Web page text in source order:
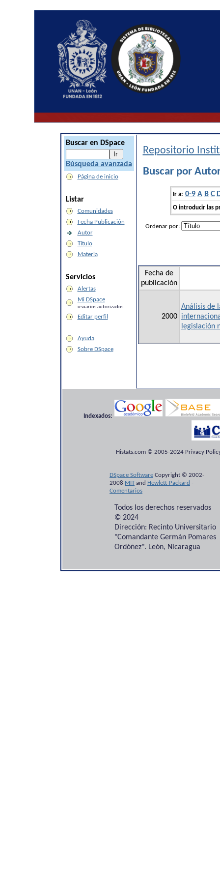
Buscar en DSpace
Búsqueda avanzada
Página de inicio
Listar
Comunidades
Fecha Publicación
Autor
Título
Materia
Servicios
Alertas
Mi DSpace
usuarios autorizados
Editar perfil
Ayuda
Sobre DSpace
Repositorio
Buscar por
Ir a: 0-9 A B C
O introducir las
Ordenar por:
Fecha de
publicación
2000
Análisis de
legislación
Indexados:
Histats.com © 2005-2024 Privacy
DSpace Software Copyright © 2002-
2008 MITand Hewlett-Packard -
Comentarios
Todos los derechos reservados
© 2024
Dirección: Recinto Universitario
"Comandante Germán Pomares
Ordóñez". León, Nicaragua